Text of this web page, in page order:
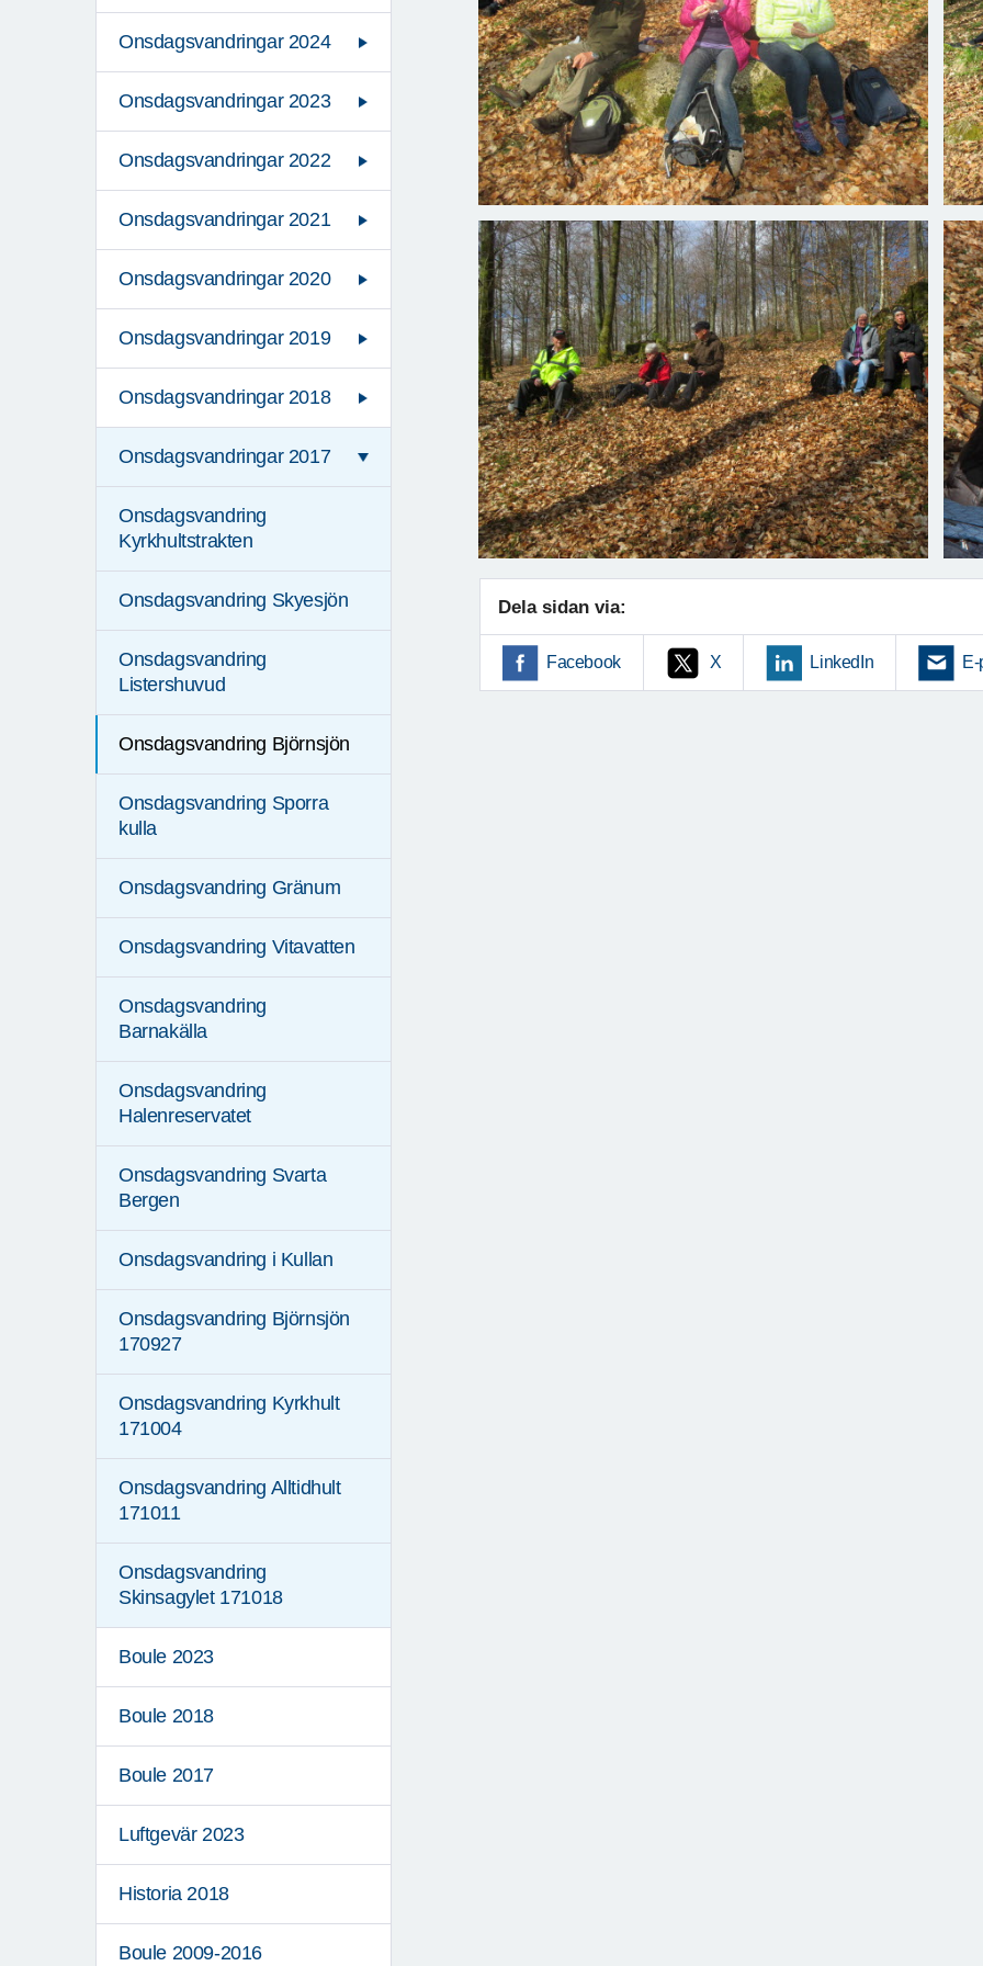
Onsdagsvandringar 2024
Onsdagsvandringar 2023
Onsdagsvandringar 2022
Onsdagsvandringar 2021
Onsdagsvandringar 2020
Onsdagsvandringar 2019
Onsdagsvandringar 2018
Onsdagsvandringar 2017
Onsdagsvandring
Kyrkhultstrakten
Onsdagsvandring Skyesjön
Onsdagsvandring
Listershuvud
Onsdagsvandring Björnsjön
Onsdagsvandring Sporra
kulla
Onsdagsvandring Gränum
Onsdagsvandring Vitavatten
Onsdagsvandring
Barnakälla
Onsdagsvandring
Halenreservatet
Onsdagsvandring Svarta
Bergen
Onsdagsvandring i Kullan
Onsdagsvandring Björnsjön
170927
Onsdagsvandring Kyrkhult
171004
Onsdagsvandring Alltidhult
171011
Onsdagsvandring
Skinsagylet 171018
Boule 2023
Boule 2018
Boule 2017
Luftgevär 2023
Historia 2018
Boule 2009-2016
Dela sidan via:
Facebook X LinkedIn